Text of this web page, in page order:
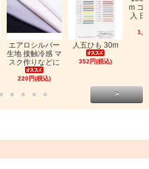
エアロシルバー
生地 接触冷感 マ
スク作りなどに
220円(税込)
人五ひも 30m
352円(税込)
m ゴ
入
>